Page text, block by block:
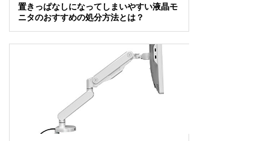
置きっぱなしになってしまいやすい液晶モ
ニタのおすすめの処分方法とは？